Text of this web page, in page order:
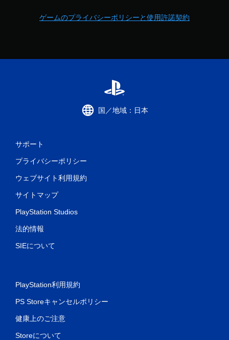
ゲームのプライバシーポリシーと使用許諾契約
国／地域：日本
サポート
プライバシーポリシー
ウェブサイト利用規約
サイトマップ
PlayStation Studios
法的情報
SIEについて
PlayStation利用規約
PS Storeキャンセルポリシー
健康上のご注意
Storeについて